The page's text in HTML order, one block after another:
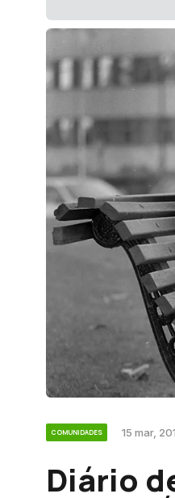
COMUNIDADES 15 mar,
Diário